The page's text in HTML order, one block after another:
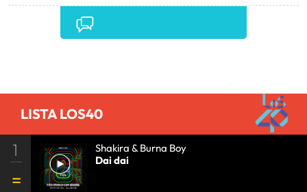
GRUPO PRISA•GRUPO COMUNICACIÓN•MEDIOS
COMUNICACIÓN•
LISTA LOS40
1
Shakira & Burna Boy
Dai dai